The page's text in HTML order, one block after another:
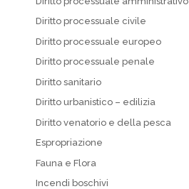
Diritto processuale civile
Diritto processuale europeo
Diritto processuale penale
Diritto sanitario
Diritto urbanistico – edilizia
Diritto venatorio e della pesca
Espropriazione
Fauna e Flora
Incendi boschivi